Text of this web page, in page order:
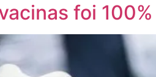
foi